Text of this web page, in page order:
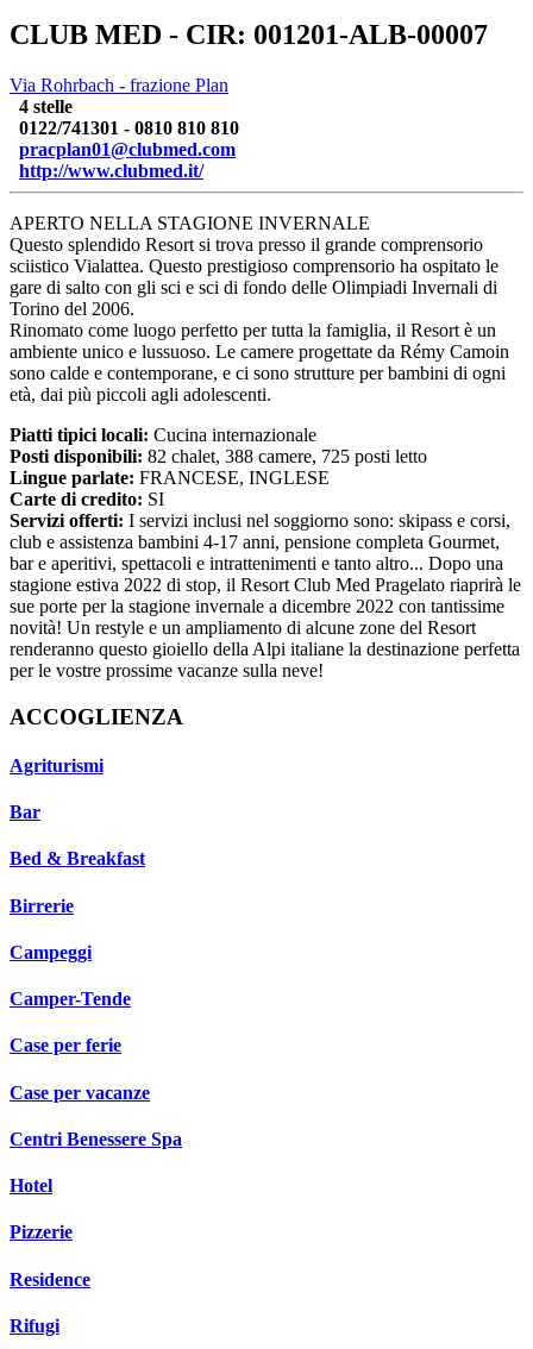
CLUB MED - CIR: 001201-ALB-00007
Via Rohrbach - frazione Plan
4 stelle
0122/741301 - 0810 810 810
pracplan01@clubmed.com
http://www.clubmed.it/
APERTO NELLA STAGIONE INVERNALE
Questo splendido Resort si trova presso il grande comprensorio
sciistico Vialattea. Questo prestigioso comprensorio ha ospitato le
gare di salto con gli sci e sci di fondo delle Olimpiadi Invernali di
Torino del 2006.
Rinomato come luogo perfetto per tutta la famiglia, il Resort è un
ambiente unico e lussuoso. Le camere progettate da Rémy Camoin
sono calde e contemporane, e ci sono strutture per bambini di ogni
età, dai più piccoli agli adolescenti.
Piatti tipici locali: Cucina internazionale
Posti disponibili: 82 chalet, 388 camere, 725 posti letto
Lingue parlate: FRANCESE, INGLESE
Carte di credito: SI
Servizi offerti: I servizi inclusi nel soggiorno sono: skipass e corsi,
club e assistenza bambini 4-17 anni, pensione completa Gourmet,
bar e aperitivi, spettacoli e intrattenimenti e tanto altro... Dopo una
stagione estiva 2022 di stop, il Resort Club Med Pragelato riaprirà le
sue porte per la stagione invernale a dicembre 2022 con tantissime
novità! Un restyle e un ampliamento di alcune zone del Resort
renderanno questo gioiello della Alpi italiane la destinazione perfetta
per le vostre prossime vacanze sulla neve!
ACCOGLIENZA
Agriturismi
Bar
Bed & Breakfast
Birrerie
Campeggi
Camper-Tende
Case per ferie
Case per vacanze
Centri Benessere Spa
Hotel
Pizzerie
Residence
Rifugi